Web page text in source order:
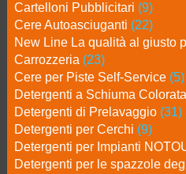
Cartelloni Pubblicitari (9)
Cere Autoasciuganti (22)
New Line La qualità al giusto
Carrozzeria (23)
Cere per Piste Self-Service (5)
Detergenti a Schiuma Colorata
Detergenti di Prelavaggio (31)
Detergenti per Cerchi (9)
Detergenti per Impianti
Detergenti per le spazzole